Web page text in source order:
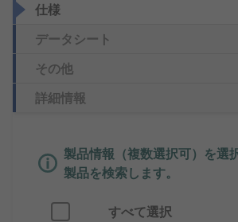
仕様
データシート
その他
詳細情報
製品情報（複数選択可）を選
製品を検索します。
すべて選択